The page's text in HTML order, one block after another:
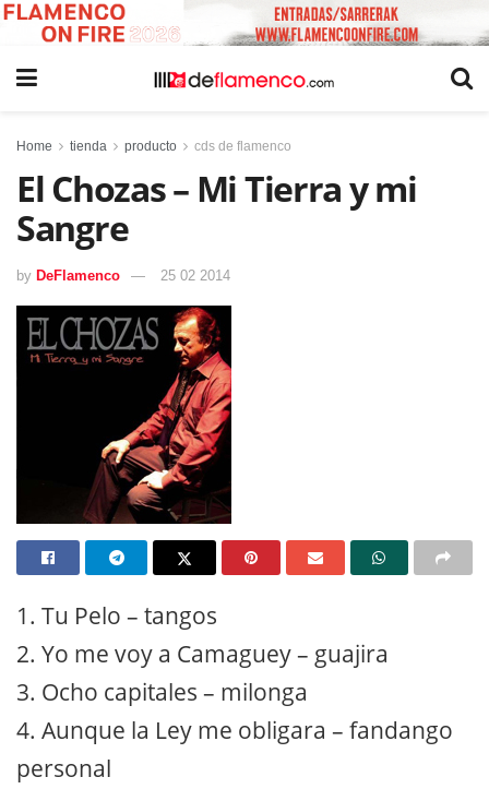
Home tienda producto cds de flamenco
El Chozas – Mi Tierra y mi
Sangre
by DeFlamenco 25 02 2014
1. Tu Pelo – tangos
2. Yo me voy a Camaguey – guajira
3. Ocho capitales – milonga
4. Aunque la Ley me obligara – fandango
personal